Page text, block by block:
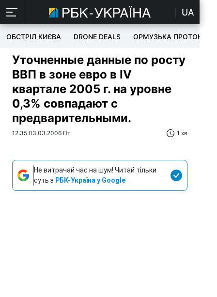
UA
ОБСТРІЛ КИЄВА DRONE DEALS ОРМУЗЬКА ПРОТОКА
Уточненные данные по росту
ВВП в зоне евро в IV
квартале 2005 г. на уровне
0,3% совпадают с
предварительными.
12:35 03.03.2006 Пт 1 хв
Не витрачай час на шум! Читай тільки
суть з РБК-Україна у Google